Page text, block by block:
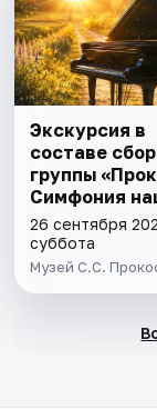
Экскурсия в
составе
группы
Симфония
времени»
26 сентября
суббота
Музей С.С.